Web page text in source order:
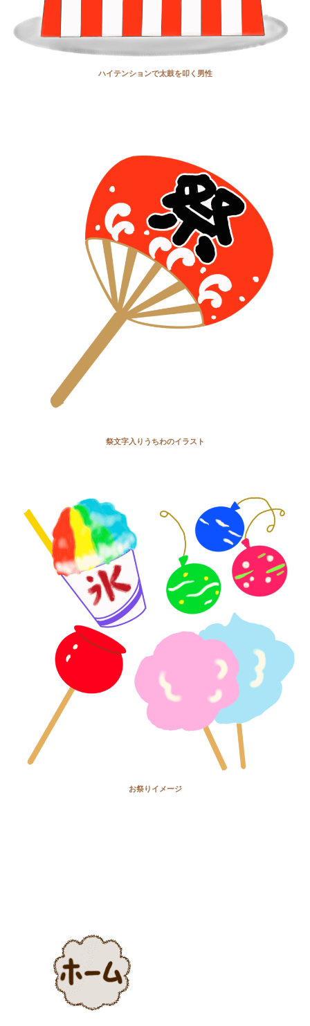
ハイテンションで太鼓を叩く男性
祭文字入りうちわのイラスト
お祭りイメージ